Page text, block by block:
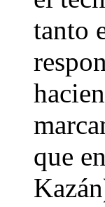
tanto
que